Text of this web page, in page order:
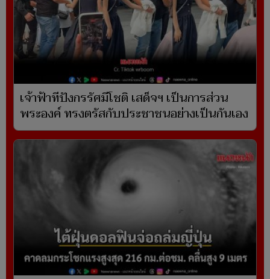
เจ้าฟ้าทีปังกรรัศมีโชติ เสด็จฯ เป็นการส่วน
พระองค์ ทรงตรัสกับประชาชนอย่างเป็นกันเอง